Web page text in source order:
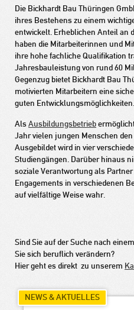
Die Bickhardt Bau Thüringen
ihres Bestehens zu einem
entwickelt. Erheblichen Anteil an
haben die Mitarbeiterinnen und
ihre hohe fachliche Qualifikation
Jahresbauleistung von rund 60
Gegenzug bietet Bickhardt Bau
motivierten Mitarbeitern eine
guten Entwicklungsmöglichkeiten.
Als Ausbildungsbetrieb
Jahr vielen jungen Menschen
Ausgebildet wird in vier
Studiengängen. Darüber hinaus
soziale Verantwortung als
Engagements in verschiedenen
auf vielfältige Weise wahr.
Sind Sie auf der Suche nach
Sie sich beruflich verändern?
Hier geht es direkt zu unserem
NEWS & AKTUELLES